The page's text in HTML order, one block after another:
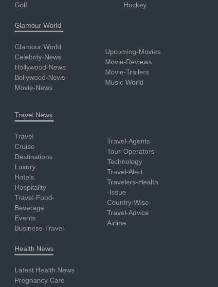
Golf
Hockey
Glamour World
Glamour World
Celebrity-News
Hollywood-News
Bollywood-News
Movie-News
Upcoming-Movies
Movie-Reviews
Movie-Trailers
Music-World
Travel News
Travel
Cruise
Destinations
Luxury
Hotels
Hospitality
Travel-Food-
Beverage
Events
Business-Travel
Travel-Agents
Tour-Operators
Technology
Travel-Alert
Travelers-Health
-Issue
Country-Wise-
Travel-Advice
Airline
Health News
Latest Health News
Pregnancy Care